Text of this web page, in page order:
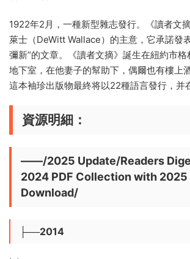
1922年2月，一種新型雜志發行。《讀者文
萊士（DeWitt Wallace）的主意，它承諾發
彌新”的文章。《讀者文摘》誕生在紐約市
地下室，在他妻子的幫助下，偶爾也有樓上
這本袖珍出版物最終将以22種語言發行，并
資源明細：
——/2025 Update/Readers
2024 PDF Collection with 2025
Download/
├──2014